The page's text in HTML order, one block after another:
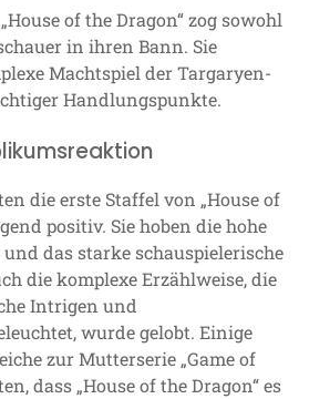
of the Dragon“ zog sowohl
in ihren Bann. Sie
Machtspiel der Targaryen-
Handlungspunkte.
die erste Staffel von „House of
positiv. Sie hoben die hohe
das starke schauspielerische
die komplexe Erzählweise, die
Intrigen und
wurde gelobt. Einige
zur Mutterserie „Game of
dass „House of the Dragon“ es